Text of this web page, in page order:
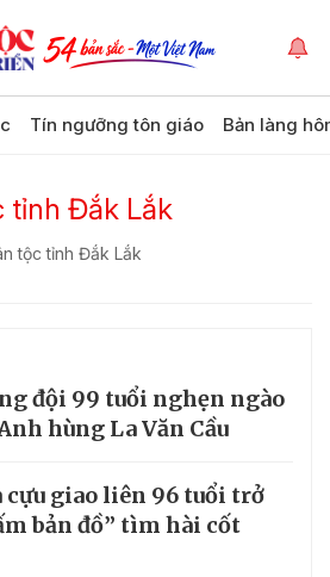
Tín ngưỡng tôn giáo Bản làng
tỉnh Đắk Lắk
tộc tỉnh Đắk Lắk
đội 99 tuổi nghẹn ngào
hùng La Văn Cầu
cựu giao liên 96 tuổi trở
bản đồ” tìm hài cốt